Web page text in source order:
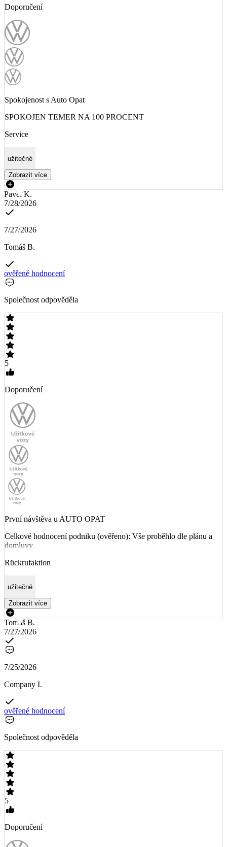
Doporučení
Spokojenost s Auto Opat
SPOKOJEN TEMER NA 100 PROCENT
Service
užitečné
Zobrazit více
Pavel K.
7/28/2026
7/27/2026
Tomáš B.
ověřené hodnocení
Společnost odpověděla
5
Doporučení
První návštěva u AUTO OPAT
Celkové hodnocení podniku (ověřeno): Vše proběhlo dle plánu a
domluvy
Rückrufaktion
užitečné
Zobrazit více
Tomáš B.
7/27/2026
7/25/2026
Company I.
ověřené hodnocení
Společnost odpověděla
5
Doporučení